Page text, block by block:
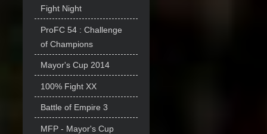
Fight Night
ProFC 54 : Challenge
of Champions
Mayor's Cup 2014
100% Fight XX
Battle of Empire 3
MFP - Mayor's Cup